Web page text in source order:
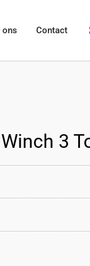
ons Contact
3